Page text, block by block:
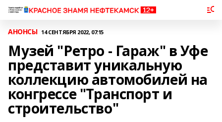
АНОНСЫ 14 СЕНТЯБРЯ 2022, 07:15
Музей "Ретро - Гараж" в Уфе
представит уникальную
коллекцию автомобилей на
конгрессе "Транспорт и
строительство"